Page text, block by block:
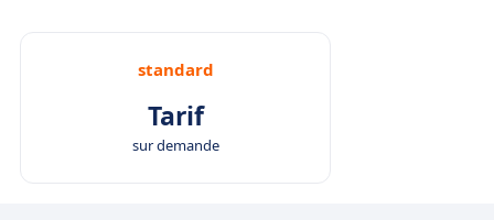
standard
Tarif
sur demande